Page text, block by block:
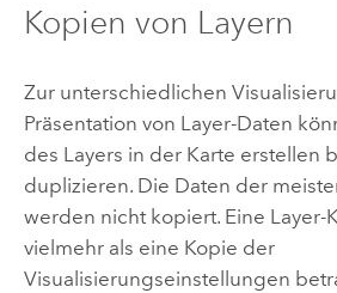
Kopien von Layern
Zur unterschiedlichen
Präsentation von Layer-Daten
des Layers in der Karte erstellen
duplizieren. Die Daten der
werden nicht kopiert. Eine Layer-
vielmehr als eine Kopie der
Visualisierungseinstellungen